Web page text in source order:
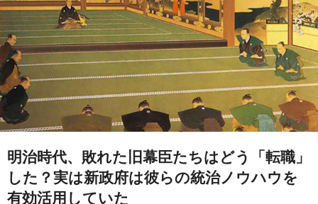
明治時代、敗れた旧幕臣たちはどう「転職」
した？実は新政府は彼らの統治ノウハウを
有効活用していた